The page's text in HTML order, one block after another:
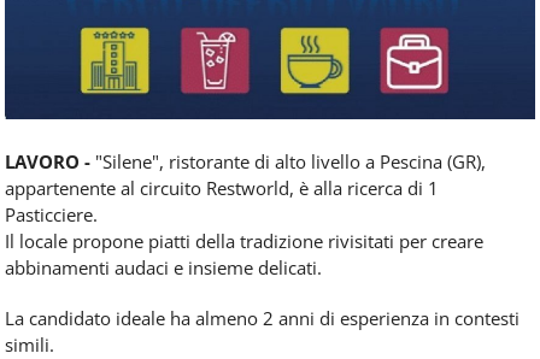
comparto
LAVORO - "Silene", ristorante di alto livello a Pescina (GR),
appartenente al circuito Restworld, è alla ricerca di 1
Pasticciere.
Il locale propone piatti della tradizione rivisitati per creare
abbinamenti audaci e insieme delicati.
La candidato ideale ha almeno 2 anni di esperienza in contesti
simili.